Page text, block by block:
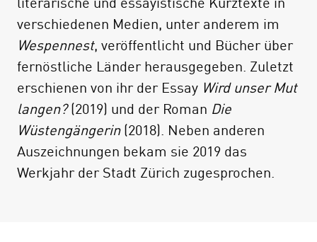
gesellschaftlicher Zusammenhänge und
historischer Exkurse. Es sind kürzere Texte,
jeweils überschrieben mit einem Stichwort;
sie sind alphabetisch geordnet, reichen von
»Abschied« bis »Zeichen«. Ob es um Wolken
und Wasser geht, Müllabfuhr und
Demonstrationen, Tempel und Götter,
Brücken, Flüsse und Meere – jede
Betrachtung beleuchtet eine Facette dieser
verschiedenen Medien, unter anderem im
Wespennest, veröffentlicht und Bücher über
fernöstliche Länder herausgegeben. Zuletzt
erschienen von ihr der Essay Wird unser Mut
langen?(2019) und der Roman Die
Wüstengängerin(2018). Neben anderen
Auszeichnungen bekam sie 2019 das
Werkjahr der Stadt Zürich zugesprochen.